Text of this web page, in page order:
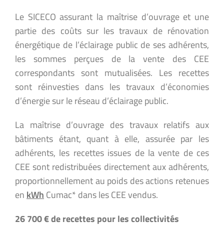
Le SICECO assurant la maîtrise d’ouvrage et une
partie des coûts sur les travaux de rénovation
énergétique de l’éclairage public de ses adhérents,
les sommes perçues de la vente des CEE
correspondants sont mutualisées. Les recettes
sont réinvesties dans les travaux d’économies
d’énergie sur le réseau d’éclairage public.
La maîtrise d’ouvrage des travaux relatifs aux
bâtiments étant, quant à elle, assurée par les
adhérents, les recettes issues de la vente de ces
CEE sont redistribuées directement aux adhérents,
proportionnellement au poids des actions retenues
en kWh Cumac* dans les CEE vendus.
26 700 € de recettes pour les collectivités